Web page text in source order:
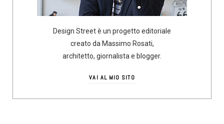
Design Street è un progetto editoriale
creato da Massimo Rosati,
architetto, giornalista e blogger.
VAI AL MIO SITO